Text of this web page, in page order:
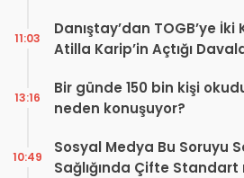
Danıştay’dan TOGB’ye
Atilla Karip’in Açtığı
11:03
Bir günde 150 bin kişi
neden konuşuyor?
13:16
Sosyal Medya Bu Soruyu
Sağlığında Çifte Standart
10:49